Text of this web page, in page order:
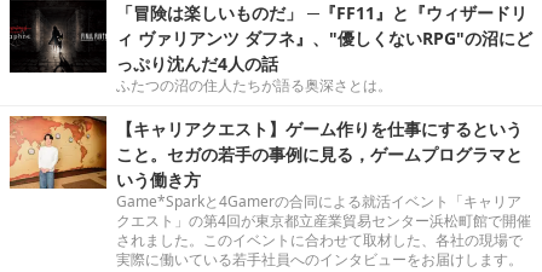
「冒険は楽しいものだ」 ─『FF11』と『ウィザードリ
ィ ヴァリアンツ ダフネ』、"優しくないRPG"の沼にど
っぷり沈んだ4人の話
ふたつの沼の住人たちが語る奥深さとは。
【キャリアクエスト】ゲーム作りを仕事にするという
こと。セガの若手の事例に見る，ゲームプログラマと
いう働き方
Game*Sparkと4Gamerの合同による就活イベント「キャリア
クエスト」の第4回が東京都立産業貿易センター浜松町館で開催
されました。このイベントに合わせて取材した、各社の現場で
実際に働いている若手社員へのインタビューをお届けします。